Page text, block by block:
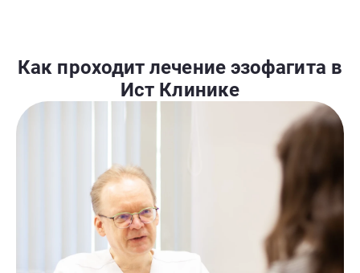
Как проходит лечение эзофагита в
Ист Клинике